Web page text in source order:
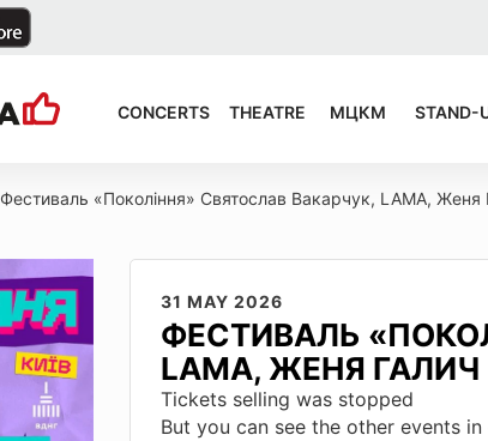
CONCERTS THEATRE МЦКМ STAND-
Фестиваль «Покоління» Святослав Вакарчук, LAMA, Женя
31 MAY 2026
ФЕСТИВАЛЬ
LAMA, ЖЕНЯ ГАЛИЧ
Tickets selling was stopped
But you can see the other events in